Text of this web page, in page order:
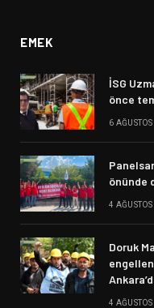
EMEK
İSG
önce
6
önünde
4
Doruk
4